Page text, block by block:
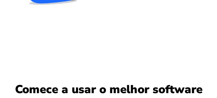
Comece a usar o melhor software